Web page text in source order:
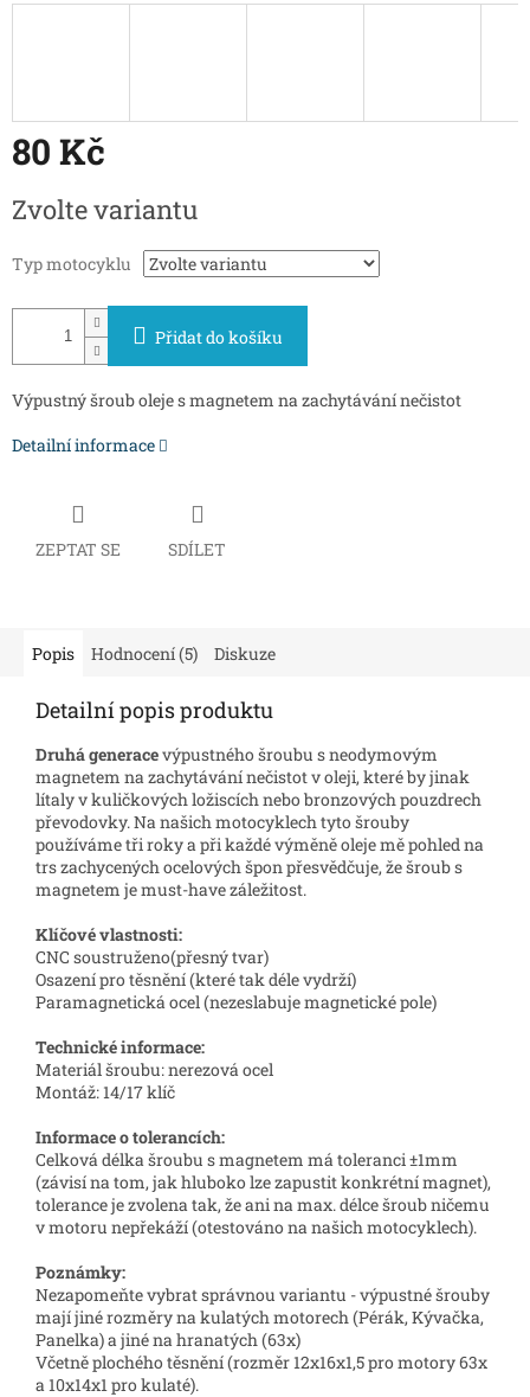
80 Kč
cena:
Zvolte variantu
Typ motocyklu
Přidat do košíku
Výpustný šroub oleje s magnetem na zachytávání nečistot
Detailní informace
ZEPTAT SE SDÍLET
Popis Hodnocení (5) Diskuze
Detailní popis produktu
Druhá generacevýpustného šroubu s neodymovým
magnetem na zachytávání nečistot v oleji, které by jinak
lítaly v kuličkových ložiscích nebo bronzových pouzdrech
převodovky. Na našich motocyklech tyto šrouby
používáme tři roky a při každé výměně oleje mě pohled na
trs zachycených ocelových špon přesvědčuje, že šroub s
magnetem je must-have záležitost.
Klíčové vlastnosti:
CNC soustruženo(přesný tvar)
Osazení pro těsnění (které tak déle vydrží)
Paramagnetická ocel (nezeslabuje magnetické pole)
Technické informace:
Materiál šroubu: nerezová ocel
Montáž: 14/17 klíč
Informace o tolerancích:
Celková délka šroubu s magnetem má toleranci±1mm
(závisí na tom, jak hluboko lze zapustit konkrétní magnet),
tolerance je zvolena tak, že ani na max. délce šroub ničemu
v motoru nepřekáží (otestováno na našich motocyklech).
Poznámky:
Nezapomeňte vybrat správnou variantu - výpustné šrouby
mají jiné rozměry na kulatých motorech (Pérák, Kývačka,
Panelka) a jiné na hranatých (63x)
Včetně plochého těsnění (rozměr 12x16x1,5 pro motory 63x
a 10x14x1 pro kulaté).